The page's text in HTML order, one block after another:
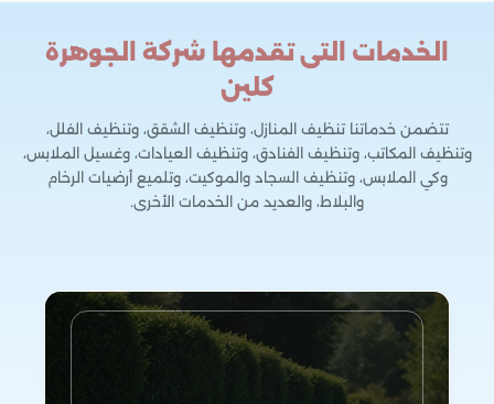
الخدمات التى تقدمها شركة الجوهرة
كلين
تتضمن خدماتنا تنظيف المنازل، وتنظيف الشقق، وتنظيف الفلل،
وتنظيف المكاتب، وتنظيف الفنادق، وتنظيف العيادات، وغسيل الملابس،
وكي الملابس، وتنظيف السجاد والموكيت، وتلميع أرضيات الرخام
والبلاط، والعديد من الخدمات الأخرى.